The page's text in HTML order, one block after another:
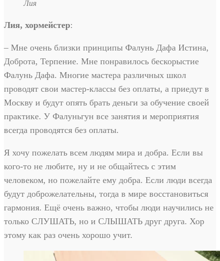
Лия
Лия, хормейстер:
– Мне очень близки принципы Фалунь Дафа Истина,
Доброта, Терпение. Мне понравилось бескорыстие
Фалунь Дафа. Многие мастера различных школ
проводят свои мастер-классы без оплаты, а приедут в
Москву и будут опять брать деньги за обучение своей
практике. У Фалуньгун все занятия и мероприятия
всегда проводятся без оплаты.
Я хочу пожелать всем людям мира и добра. Если вы
кого-то не любите, ну и не общайтесь с этим
человеком, но пожелайте ему добра. Если люди всегда
будут доброжелательны, тогда в мире восстановиться
гармония. Ещё очень важно, чтобы люди научились не
только СЛУШАТЬ, но и СЛЫШАТЬ друг друга. Хор
этому как раз очень хорошо учит.